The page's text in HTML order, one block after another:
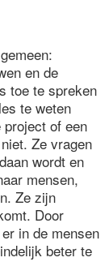
en de
toe te spreken
te weten
project of een
Ze vragen
wordt en
mensen,
Ze zijn
Door
in de mensen
beter te